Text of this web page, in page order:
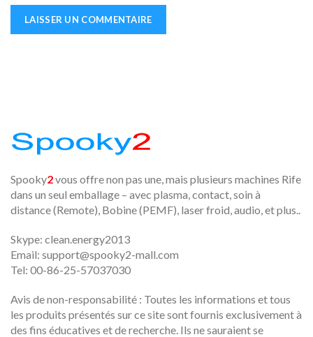
Spooky2vous offre non pas une, mais plusieurs machines Rife
dans un seul emballage – avec plasma, contact, soin à
distance (Remote), Bobine (PEMF), laser froid, audio, et plus..
Skype: clean.energy2013
Email: support@spooky2-mall.com
Tel: 00-86-25-57037030
Avis de non-responsabilité : Toutes les informations et tous
les produits présentés sur ce site sont fournis exclusivement à
des fins éducatives et de recherche. Ils ne sauraient se